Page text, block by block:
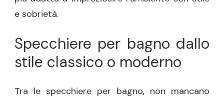
e sobrietà.
Specchiere per bagno dallo
stile classico o moderno
Tra le specchiere per bagno, non mancano